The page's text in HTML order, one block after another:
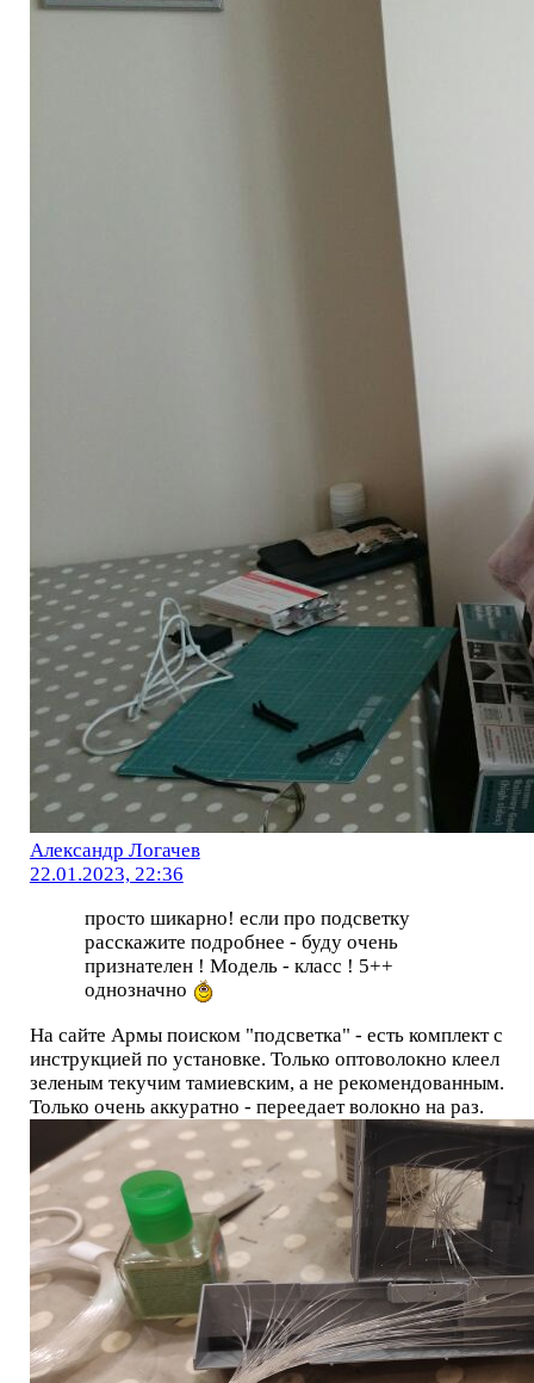
Александр Логачев
22.01.2023, 22:36
просто шикарно! если про подсветку
расскажите подробнее - буду очень
признателен ! Модель - класс ! 5++
однозначно
На сайте Армы поиском "подсветка" - есть комплект с
инструкцией по установке. Только оптоволокно клеел
зеленым текучим тамиевским, а не рекомендованным.
Только очень аккуратно - переедает волокно на раз.